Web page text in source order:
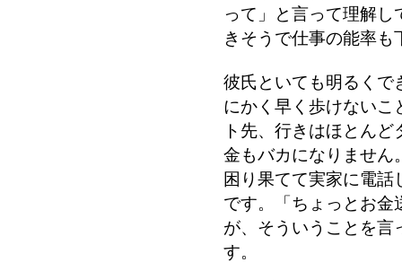
って」と言って理解
きそうで仕事の能率も
彼氏といても明るく
にかく早く歩けないこ
ト先、行きはほとん
金もバカになりません
困り果てて実家に電
です。「ちょっとお金
が、そういうことを言
す。